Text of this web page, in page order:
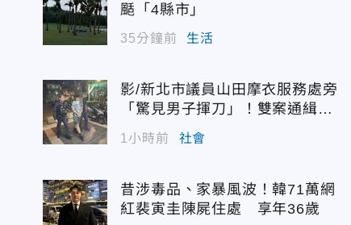
颳「4縣市」
35分鐘前 生活
影/新北市議員山田摩衣服務處旁
「驚見男子揮刀」！雙案通緝犯
遭逮
1小時前 社會
昔涉毒品、家暴風波！韓71萬網
紅裴寅圭陳屍住處 享年36歲